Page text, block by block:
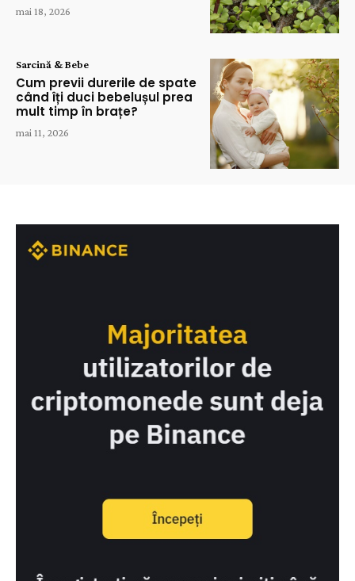
mai 18, 2026
Sarcină & Bebe
Cum previi durerile de spate
când îți duci bebelușul prea
mult timp în brațe?
mai 11, 2026